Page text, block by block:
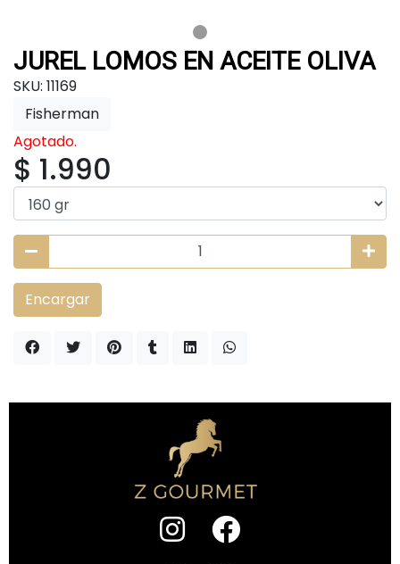
JUREL LOMOS EN ACEITE OLIVA
SKU: 11169
Fisherman
Agotado.
$ 1.990
Encargar